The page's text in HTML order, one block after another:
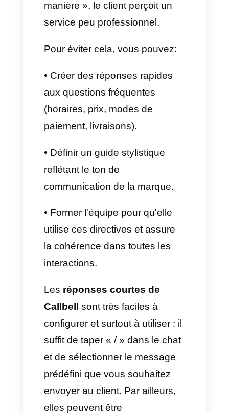
paiement », « assistance
technique », « cas résolu »
parcours du client depuis le
premier contact jusqu'à la
conversion ou la clôture du
AvecCallbell
membre de l'équipe peut se
comprendre ce qui s'est passé
doit faire. Cela évite les
malentendus, comme
redemander les mêmes infos
au client.
Appliquer des réponses